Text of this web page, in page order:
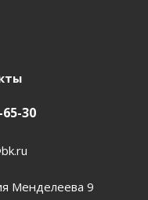
30
Менделеева 9